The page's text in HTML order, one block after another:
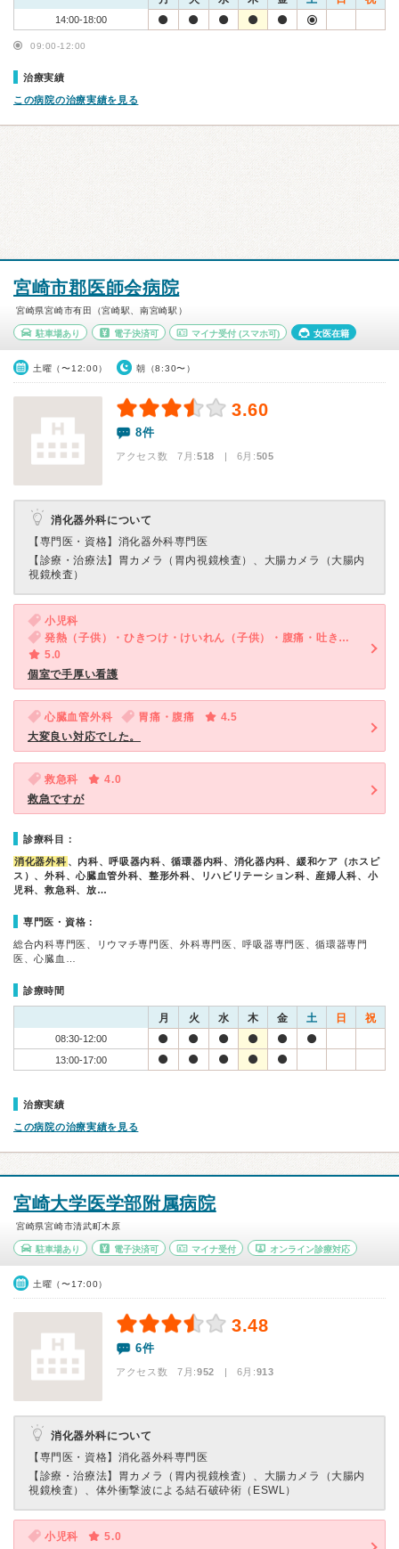
14:00-18:00
09:00-12:00
治療実績
この病院の治療実績を見る
宮崎市郡医師会病院
宮崎県宮崎市有田（宮崎駅、南宮崎駅）
駐車場あり 電子決済可 マイナ受付 (スマホ可) 女医在籍
土曜（〜12:00） 朝（8:30〜）
3.60
8件
アクセス数 7月:518 | 6月:505
消化器外科について
【専門医・資格】 消化器外科専門医
【診療・治療法】 胃カメラ（胃内視鏡検査）、大腸カメラ（大腸内
視鏡検査）
小児科
発熱（子供）・ひきつけ・けいれん（子供）・腹痛・吐き気・嘔吐（子供）・咳・呼吸困難（子供）
5.0
個室で手厚い看護
心臓血管外科 胃痛・腹痛
4.5
大変良い対応でした。
救急科
4.0
救急ですが
診療科目：
消化器外科 、内科、呼吸器内科、循環器内科、消化器内科、緩和ケア（ホスピ
ス）、外科、心臓血管外科、整形外科、リハビリテーション科、産婦人科、小
児科、救急科、放…
専門医・資格：
総合内科専門医、リウマチ専門医、外科専門医、呼吸器専門医、循環器専門
医、心臓血…
診療時間
月 火 水 木 金 土 日 祝
08:30-12:00
13:00-17:00
治療実績
この病院の治療実績を見る
宮崎大学医学部附属病院
宮崎県宮崎市清武町木原
駐車場あり 電子決済可 マイナ受付 オンライン診療対応
土曜（〜17:00）
3.48
6件
アクセス数 7月:952 | 6月:913
消化器外科について
【専門医・資格】 消化器外科専門医
【診療・治療法】 胃カメラ（胃内視鏡検査）、大腸カメラ（大腸内
視鏡検査）、体外衝撃波による結石破砕術（ESWL）
小児科
5.0